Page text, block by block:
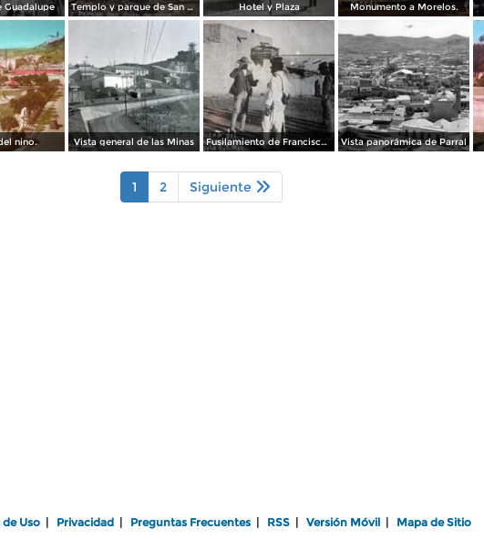
Guadalupe Templo y parque de San Juan de Dios.. Hotel y Plaza Monumento a Morelos.
nino. Vista general de las Minas Fusilamiento de Francisco Villa en Parral Chihuahua Vista panorámica de Parral
1 2 Siguiente
Uso Privacidad Preguntas Frecuentes RSS Versión Móvil Mapa de Sitio